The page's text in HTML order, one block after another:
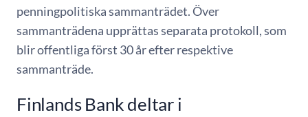
penningpolitiska sammanträdet. Över
sammanträdena upprättas separata protokoll, som
blir offentliga först 30 år efter respektive
sammanträde.
Finlands Bank deltar i